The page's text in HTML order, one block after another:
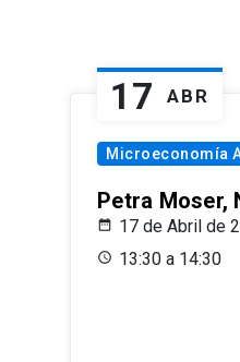
17 ABR
Microeconomía
Petra Moser,
17 de Abril de
13:30 a 14:30